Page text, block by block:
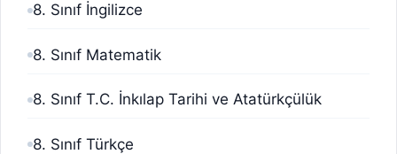
8. Sınıf İngilizce
8. Sınıf Matematik
8. Sınıf T.C. İnkılap Tarihi ve Atatürkçülük
8. Sınıf Türkçe